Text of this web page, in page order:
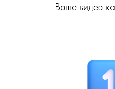
Ваше видео